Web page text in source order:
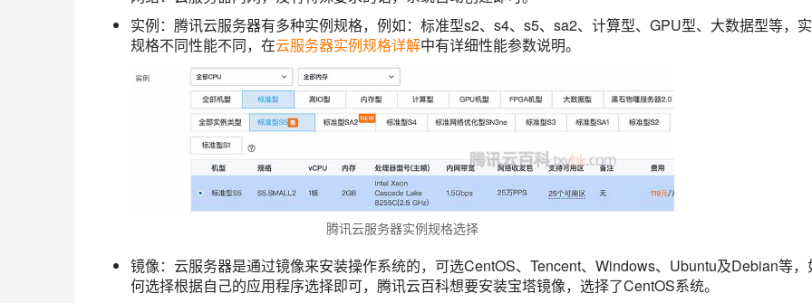
实例：腾讯云服务器有多种实例规格，例如：标准型s2、s4、s5、sa2、计算型、GPU型、大数据型等，
规格不同性能不同，在云服务器实例规格详解中有详细性能参数说明。
腾讯云服务器实例规格选择
镜像：云服务器是通过镜像来安装操作系统的，可选CentOS、Tencent、Windows、Ubuntu及Debian等，
何选择根据自己的应用程序选择即可，腾讯云百科想要安装宝塔镜像，选择了CentOS系统。